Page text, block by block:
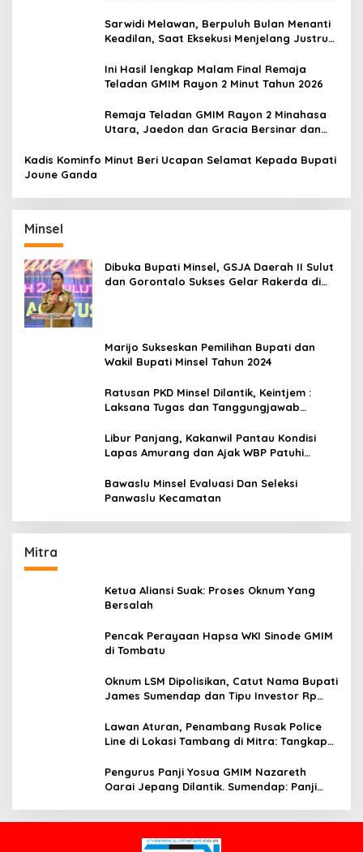
Sarwidi Melawan, Berpuluh Bulan Menanti
Keadilan, Saat Eksekusi Menjelang Justru
Ini Hasil lengkap Malam Final Remaja
Teladan GMIM Rayon 2 Minut Tahun 2026
Remaja Teladan GMIM Rayon 2 Minahasa
Utara, Jaedon dan Gracia Bersinar dan
Kadis Kominfo Minut Beri Ucapan Selamat Kepada Bupati
Joune Ganda
Minsel
Dibuka Bupati Minsel, GSJA Daerah II Sulut
dan Gorontalo Sukses Gelar Rakerda di
Marijo Sukseskan Pemilihan Bupati dan
Wakil Bupati Minsel Tahun 2024
Ratusan PKD Minsel Dilantik, Keintjem :
Laksana Tugas dan Tanggungjawab
Libur Panjang, Kakanwil Pantau Kondisi
Lapas Amurang dan Ajak WBP Patuhi
Bawaslu Minsel Evaluasi Dan Seleksi
Panwaslu Kecamatan
Mitra
Ketua Aliansi Suak: Proses Oknum Yang
Bersalah
Pencak Perayaan Hapsa WKI Sinode GMIM
di Tombatu
Oknum LSM Dipolisikan, Catut Nama Bupati
James Sumendap dan Tipu Investor Rp
Lawan Aturan, Penambang Rusak Police
Line di Lokasi Tambang di Mitra: Tangkap
Pengurus Panji Yosua GMIM Nazareth
Oarai Jepang Dilantik. Sumendap: Panji